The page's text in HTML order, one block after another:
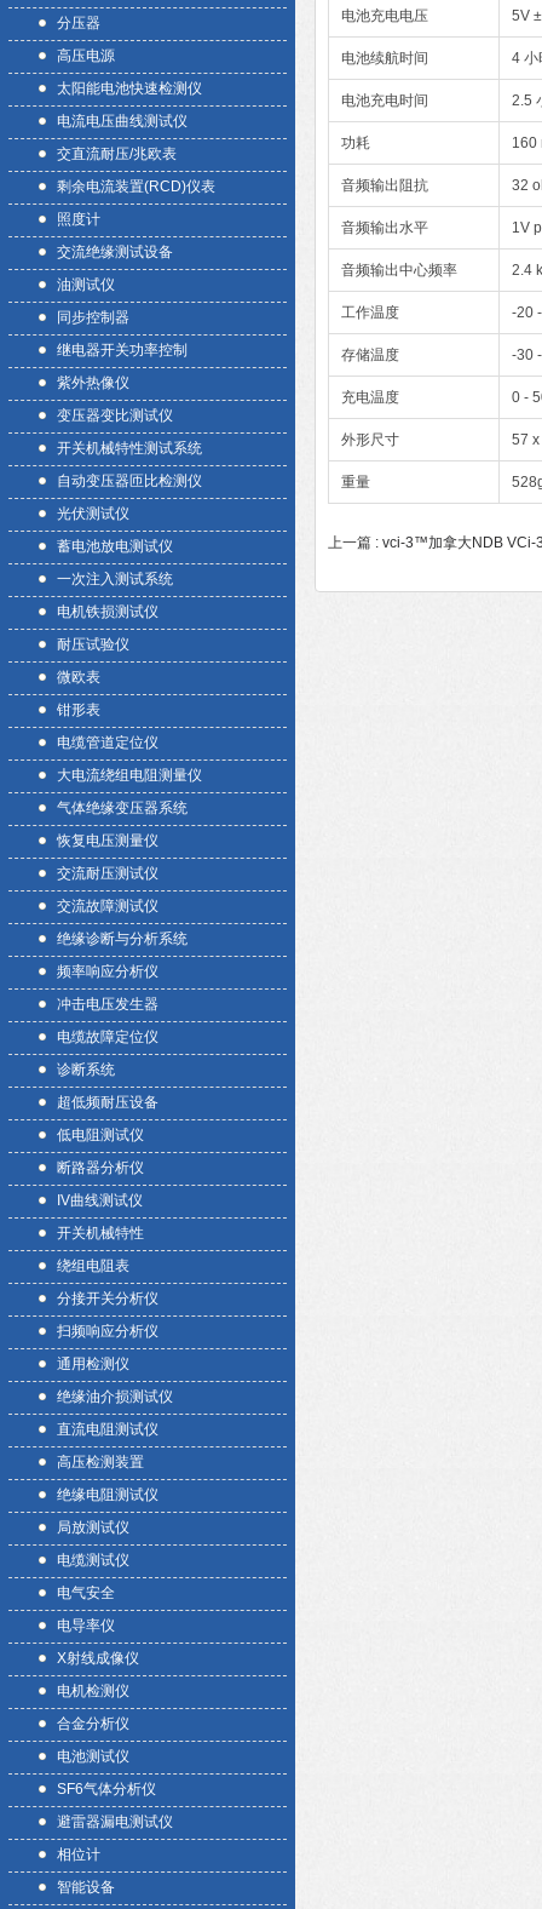
分压器
高压电源
太阳能电池快速检测仪
电流电压曲线测试仪
交直流耐压/兆欧表
剩余电流装置(RCD)仪表
照度计
交流绝缘测试设备
油测试仪
同步控制器
继电器开关功率控制
紫外热像仪
变压器变比测试仪
开关机械特性测试系统
自动变压器匝比检测仪
光伏测试仪
蓄电池放电测试仪
一次注入测试系统
电机铁损测试仪
耐压试验仪
微欧表
钳形表
电缆管道定位仪
大电流绕组电阻测量仪
气体绝缘变压器系统
恢复电压测量仪
交流耐压测试仪
交流故障测试仪
绝缘诊断与分析系统
频率响应分析仪
冲击电压发生器
电缆故障定位仪
诊断系统
超低频耐压设备
低电阻测试仪
断路器分析仪
IV曲线测试仪
开关机械特性
绕组电阻表
分接开关分析仪
扫频响应分析仪
通用检测仪
绝缘油介损测试仪
直流电阻测试仪
高压检测装置
绝缘电阻测试仪
局放测试仪
电缆测试仪
电气安全
电导率仪
X射线成像仪
电机检测仪
合金分析仪
电池测试仪
SF6气体分析仪
避雷器漏电测试仪
相位计
智能设备
电池充电电压 5V
电池续航时间 4 小
电池充电时间 2.5
功耗 160
音频输出阻抗 32
音频输出水平 1V
音频输出中心频率 2.4
工作温度 -20
存储温度 -30
充电温度 0 -
外形尺寸 57
重量
上一篇 : vci-3™加拿大NDB VCi-